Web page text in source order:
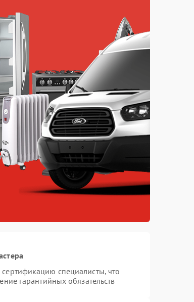
специалисты, что
гарантийных обязательств